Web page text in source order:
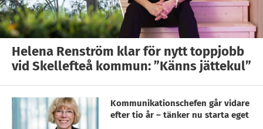
Helena Renström klar för nytt toppjobb
vid Skellefteå kommun: ”Känns jättekul”
Kommunikationschefen går vidare
efter tio år – tänker nu starta eget